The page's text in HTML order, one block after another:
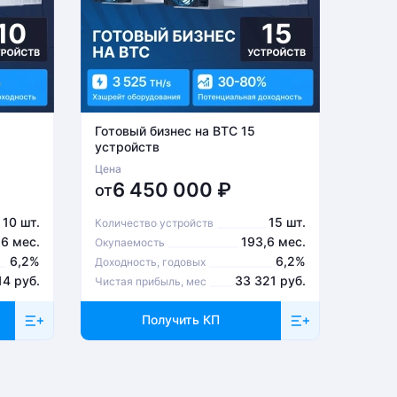
10 шт.
мес.
6,2%
руб.
Готовый бизнес на BTC 15
устройств
Цена
от6 450 000 ₽
Количество устройств 15 шт.
Окупаемость 193,6 мес.
Доходность, годовых 6,2%
Чистая прибыль, мес 33 321 руб.
Получить КП